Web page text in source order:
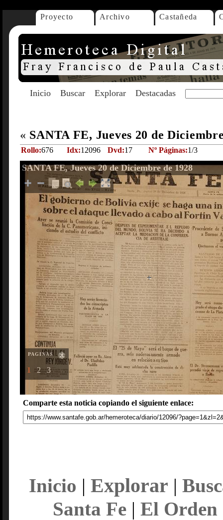
Proyecto Archivo Castañeda
Inicio Buscar Explorar Destacadas
« SANTA FE, Jueves 20 de
Rollo:676 Idx:12096 Dvd:17 Nº Páginas:1/3
SANTA FE, Jueves 20 de Diciembre de 1928
PAGINAS
1 2 3
Comparte esta noticia copiando el siguiente enlace:
Inicio | Explorar |
Santa Fe| El Orden